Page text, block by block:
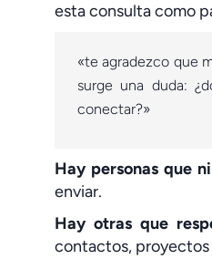
esta consulta como
«te agradezco que
surge una duda:
conectar?»
Hay personas que
enviar.
Hay otras que
contactos, proyectos